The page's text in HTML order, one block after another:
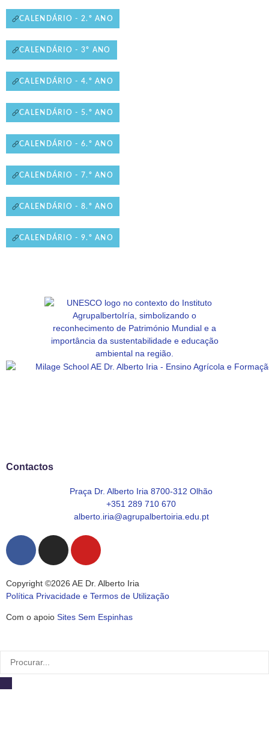
CALENDÁRIO - 2.º ANO
CALENDÁRIO - 3º ANO
CALENDÁRIO - 4.º ANO
CALENDÁRIO - 5.º ANO
CALENDÁRIO - 6.º ANO
CALENDÁRIO - 7.º ANO
CALENDÁRIO - 8.º ANO
CALENDÁRIO - 9.º ANO
Contactos
Praça Dr. Alberto Iria 8700-312 Olhão
+351 289 710 670
alberto.iria@agrupalbertoiria.edu.pt
Copyright ©2026 AE Dr. Alberto Iria
Política Privacidade e Termos de Utilização
Com o apoio Sites Sem Espinhas